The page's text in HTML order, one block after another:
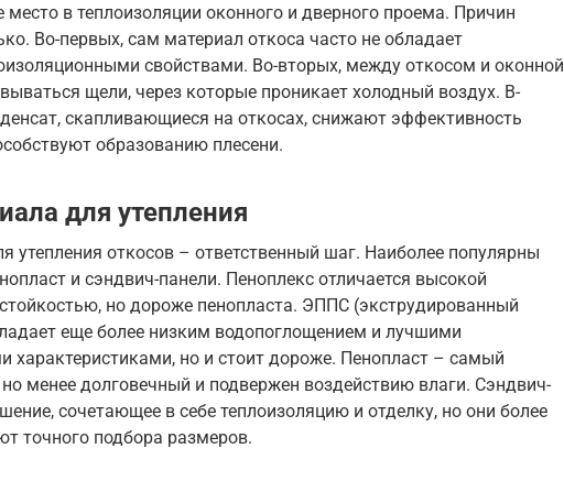
место в теплоизоляции оконного и дверного проема. Причин
Во-первых, сам материал откоса часто не обладает
свойствами. Во-вторых, между откосом и оконной
щели, через которые проникает холодный воздух. В-
скапливающиеся на откосах, снижают эффективность
образованию плесени.
для утепления
утепления откосов – ответственный шаг. Наиболее популярны
и сэндвич-панели. Пеноплекс отличается высокой
но дороже пенопласта. ЭППС (экструдированный
еще более низким водопоглощением и лучшими
характеристиками, но и стоит дороже. Пенопласт – самый
менее долговечный и подвержен воздействию влаги. Сэндвич-
сочетающее в себе теплоизоляцию и отделку, но они более
точного подбора размеров.